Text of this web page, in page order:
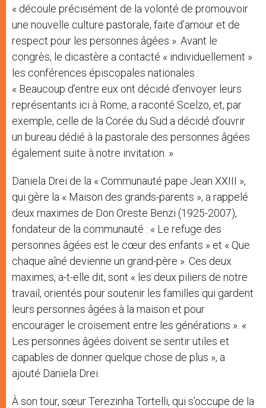
« découle précisément de la volonté de promouvoir
une nouvelle culture pastorale, faite d’amour et de
respect pour les personnes âgées ». Avant le
congrès, le dicastère a contacté « individuellement »
les conférences épiscopales nationales :
« Beaucoup d’entre eux ont décidé d’envoyer leurs
représentants ici à Rome, a raconté Scelzo, et, par
exemple, celle de la Corée du Sud a décidé d’ouvrir
un bureau dédié à la pastorale des personnes âgées
également suite à notre invitation. »
Daniela Drei de la « Communauté pape Jean XXIII »,
qui gère la « Maison des grands-parents », a rappelé
deux maximes de Don Oreste Benzi (1925-2007),
fondateur de la communauté : « Le refuge des
personnes âgées est le cœur des enfants » et « Que
chaque aîné devienne un grand-père ». Ces deux
maximes, a-t-elle dit, sont « les deux piliers de notre
travail, orientés pour soutenir les familles qui gardent
leurs personnes âgées à la maison et pour
encourager le croisement entre les générations ». «
Les personnes âgées doivent se sentir utiles et
capables de donner quelque chose de plus », a
ajouté Daniela Drei.
À son tour, sœur Terezinha Tortelli, qui s’occupe de la